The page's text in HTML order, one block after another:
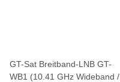
GT-Sat Breitband-LNB GT-
WB1 (10.41 GHz Wideband /